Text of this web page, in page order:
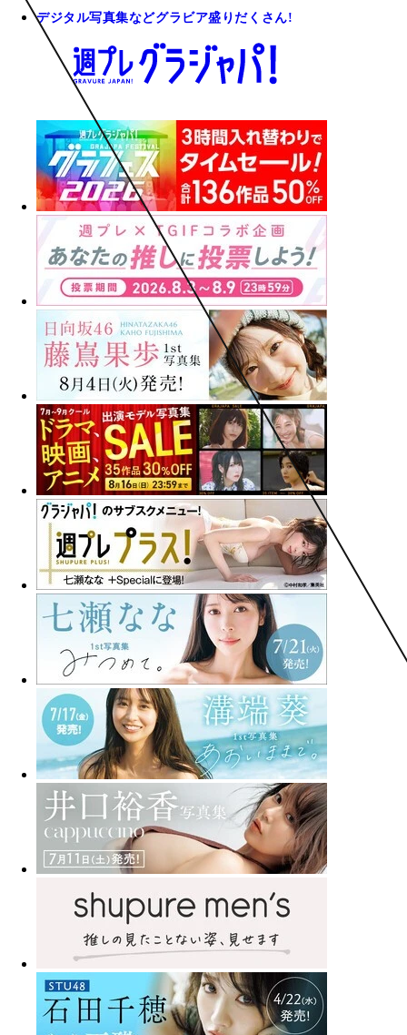
デジタル写真集などグラビア盛りだくさん!